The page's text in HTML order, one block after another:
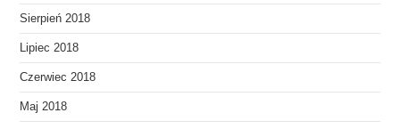
Sierpień 2018
Lipiec 2018
Czerwiec 2018
Maj 2018